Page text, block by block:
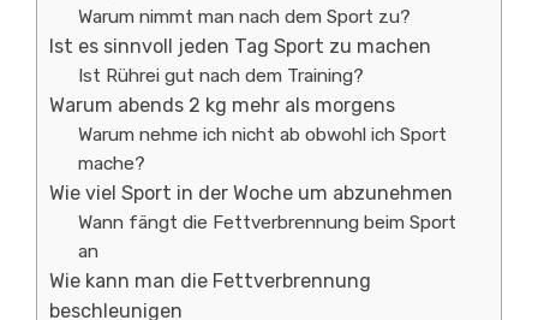
Warum nimmt man nach dem Sport zu?
Ist es sinnvoll jeden Tag Sport zu machen
Ist Rührei gut nach dem Training?
Warum abends 2 kg mehr als morgens
Warum nehme ich nicht ab obwohl ich Sport
mache?
Wie viel Sport in der Woche um abzunehmen
Wann fängt die Fettverbrennung beim Sport
an
Wie kann man die Fettverbrennung
beschleunigen